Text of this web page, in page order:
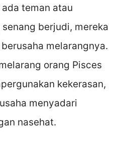
teman atau
berjudi, mereka
melarangnya.
orang Pisces
kekerasan,
menyadari
nasehat.